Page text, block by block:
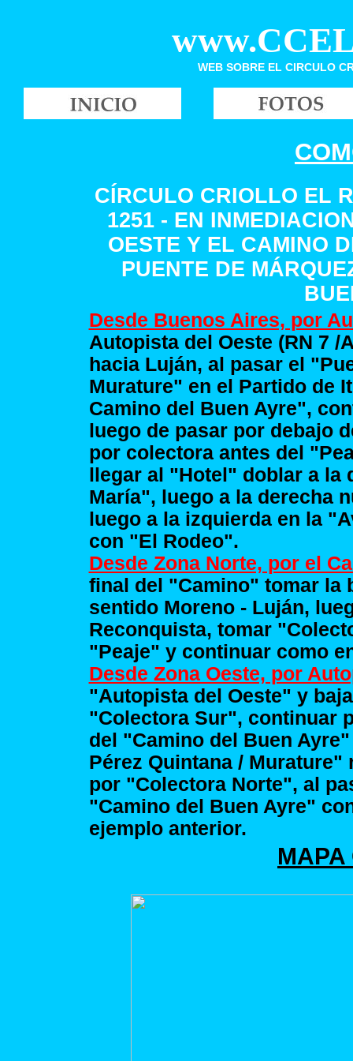
WEB SOBRE EL CIRCULO
CÍRCULO CRIOLLO EL
1251 - EN
OESTE Y EL CAMINO
PUENTE DE
Desde Buenos Aires, por
Autopista del Oeste (RN 7 /
hacia Luján, al pasar el
Murature" en el Partido de
Camino del Buen Ayre",
luego de pasar por debajo
por colectora antes del
llegar al "Hotel" doblar a
María", luego a la derecha
luego a la izquierda en la
con "El Rodeo".
Desde Zona Norte, por el
final del "Camino" tomar la
sentido Moreno - Luján,
Reconquista, tomar
"Peaje" y continuar como
Desde Zona Oeste, por
"Autopista del Oeste" y
"Colectora Sur", continuar
del "Camino del Buen
Pérez Quintana /
por "Colectora Norte", al
"Camino del Buen Ayre"
ejemplo anterior.